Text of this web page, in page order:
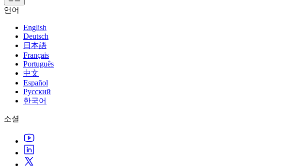
Unity 엔진
모든 플랫폼 위한 2D 및 3D 게임 제작
협업
팀과 함께 신속한 협업과 반복 작업을 수행하세요.
Unity 다운로드
플랜 및 가격
배포
Unity가 지원하는 25개 이상의 플랫폼을 살펴보세요.
LiveOps
출시 후 인사이트를 확인하고 라이브 게임을 운영하세요.
성장
3D 협업
실시간 3D 프로젝트 빌드 및 검토
몰입형 교육
몰입도 높은 환경 제작
고객 경험
인터랙티브 3D 경험 제작
산업 분야
운영 우수성 확보
리테일
상점 경험을 온라인 경험으로 전환
기술 자료
공식 유저. '광고 지면'의 타겟 고객 매뉴얼 및 API 레퍼런스
개발자 툴
릴리스 버전 및 이슈 트래커
로드맵
예정된 기능 검토
기술 용어 라이브러리
활용 사례
실제 성공 사례
토론
토론, 문제 해결, 소통
이벤트
글로벌 이벤트 및 현지 이벤트
커뮤니티 사례
Made with Unity
Unity 크리에이터 소개
Livestreams
Unity Awards
전 세계 Unity 크리에이터 축하
Unity Learn
무료로 Unity 기술 마스터
전문 교육
Unity 강사와 함께 팀의 역량을 강화하세요
Unity 처음 사용하시나요
시작하기
학습 시작하기
Unity 사용이 처음이신가요? 여정 시작하기
사용법 가이드
실용적인 팁 및 베스트 프랙티스
교육
도움 받기
성공을 위한 Unity
Success 플랜
전문가 지원을 통해 더 빠르게 목표 도달률 달성
일반적인 질문에 대한 답변
문의하기
언어
English
Deutsch
日本語
Français
Português
中文
Español
Русский
한국어
소셜